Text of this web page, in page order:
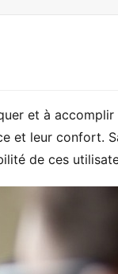
et à
et leur confort.
de ces